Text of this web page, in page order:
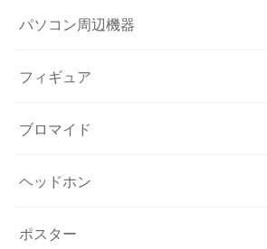
パソコン周辺機器
フィギュア
ブロマイド
ヘッドホン
ポスター